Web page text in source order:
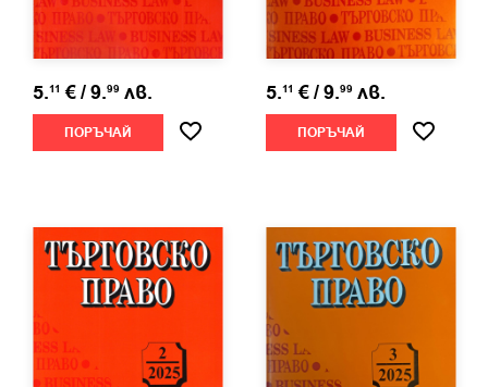
5.11 €/9.99 лв.
ПОРЪЧАЙ
5.11 €/9.99 лв.
ПОРЪЧАЙ